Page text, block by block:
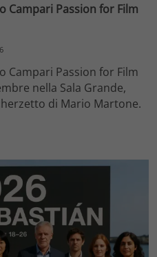
Campari Passion for Film
Campari Passion for Film
nella Sala Grande,
di Mario Martone.